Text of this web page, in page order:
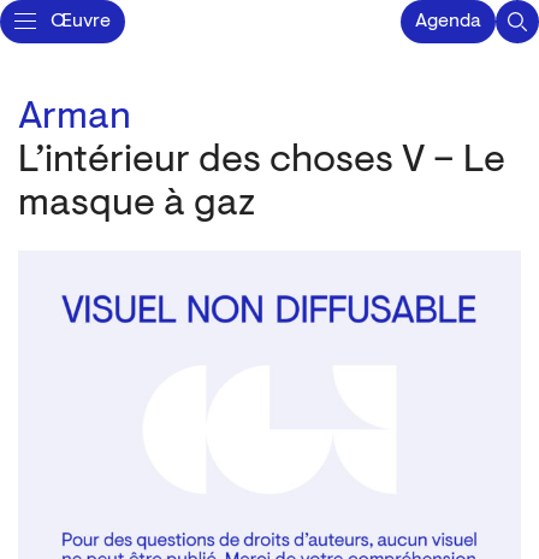
Œuvre Agenda
Arman
L’intérieur des choses V – Le
masque à gaz